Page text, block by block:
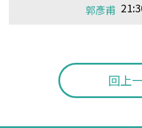
邱翊隆
邱翊隆
郭彥甫
邱翊隆
邱翊隆
邱翊隆
邱翊隆
郭彥甫
回上